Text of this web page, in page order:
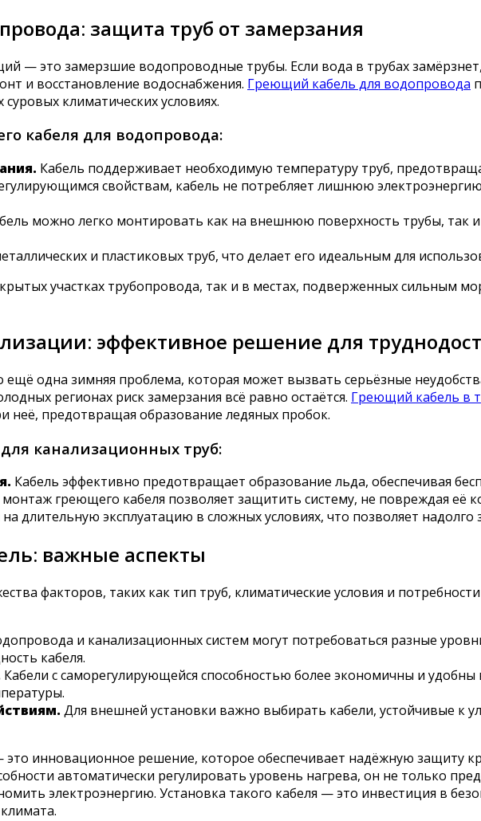
защита труб от замерзания
— это замерзшие водопроводные трубы. Если вода в трубах
и восстановление водоснабжения. Греющий кабель для водопровода
климатических условиях.
кабеля для водопровода:
Кабель поддерживает необходимую температуру труб,
свойствам, кабель не потребляет лишнюю
можно легко монтировать как на внешнюю поверхность трубы, так
и пластиковых труб, что делает его идеальным для
участках трубопровода, так и в местах, подверженных сильным
эффективное решение для
одна зимняя проблема, которая может вызвать серьёзные
регионах риск замерзания всё равно остаётся. Греющий кабель в
неё, предотвращая образование ледяных пробок.
канализационных труб:
Кабель эффективно предотвращает образование льда, обеспечивая
греющего кабеля позволяет защитить систему, не повреждая её
на длительную эксплуатацию в сложных условиях, что позволяет
важные аспекты
факторов, таких как тип труб, климатические условия и
и канализационных систем могут потребоваться разные
кабеля.
Кабели с саморегулирующейся способностью более экономичны и удобны
Для внешней установки важно выбирать кабели, устойчивые к
инновационное решение, которое обеспечивает надёжную защиту
автоматически регулировать уровень нагрева, он не только
электроэнергию. Установка такого кабеля — это инвестиция в